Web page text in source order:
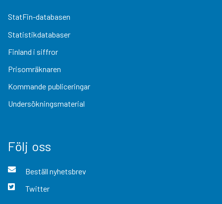
StatFin-databasen
Statistikdatabaser
Finland i siffror
Prisomräknaren
Kommande publiceringar
Undersökningsmaterial
Följ oss
Beställ nyhetsbrev
Twitter